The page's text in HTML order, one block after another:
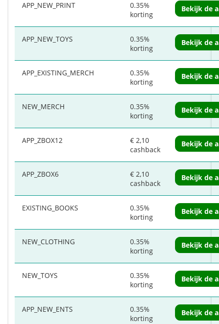
APP_NEW_PRINT
0.35%
korting
Bekijk de
APP_NEW_TOYS
0.35%
korting
Bekijk de
APP_EXISTING_MERCH
0.35%
korting
Bekijk de
NEW_MERCH
0.35%
korting
Bekijk de
APP_ZBOX12
€ 2,10
cashback
Bekijk de
APP_ZBOX6
€ 2,10
cashback
Bekijk de
EXISTING_BOOKS
0.35%
korting
Bekijk de
NEW_CLOTHING
0.35%
korting
Bekijk de
NEW_TOYS
0.35%
korting
Bekijk de
APP_NEW_ENTS
0.35%
korting
Bekijk de